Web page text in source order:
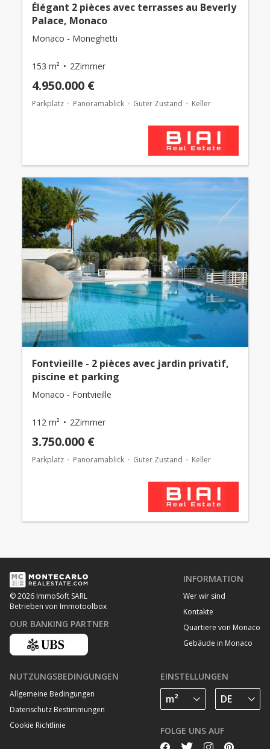
Élégant 2 pièces avec terrasses au Beverly
Palace, Monaco
Monaco - Moneghetti
153 m² 2Zimmer
4.950.000 €
Parkplatz Panoramablick Guter Zustand Keller
Fontvieille - 2 pièces avec jardin privatif,
piscine et parking
Monaco - Fontvieille
112 m² 2Zimmer
3.750.000 €
Parkplatz Panoramablick Guter Zustand Keller
© 2026 ImmoSoft SARL
Betrieben von Immotoolbox
OUR BANKING PARTNER
INFORMATION
Wer wir sind
Kontakte
Quartiere von Monaco
Gebäude in Monaco
NUTZUNGSBEDINGUNGEN
Allgemeine Bedingungen
Datenschutz Bestimmungen
Cookie Richtlinie
EINSTELLUNGEN
FOLGE UNS AUF